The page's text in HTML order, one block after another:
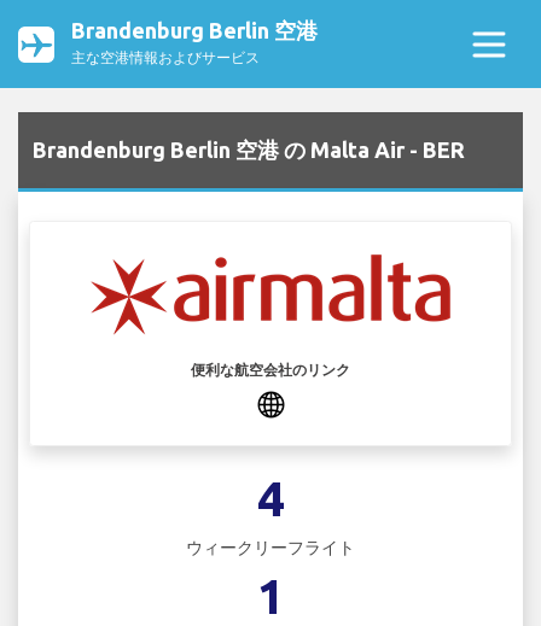
Brandenburg Berlin 空港
主な空港情報およびサービス
Brandenburg Berlin 空港 の Malta Air - BER
便利な航空会社のリンク
4
ウィークリーフライト
1